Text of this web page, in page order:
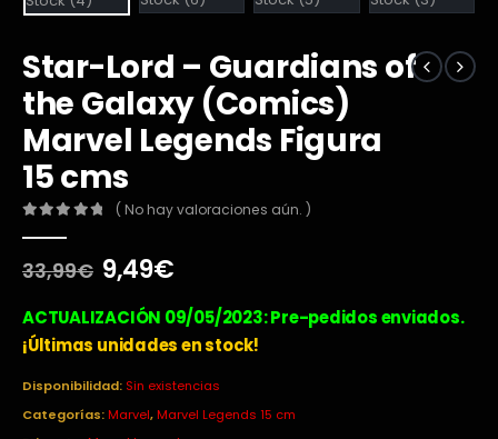
Star-Lord – Guardians of
the Galaxy (Comics)
Marvel Legends Figura
15 cms
( No hay valoraciones aún. )
33,99€ El
precio
original
era:
9,49€El
actual
es:
ACTUALIZACIÓN 09/05/2023: Pre-pedidos enviados.
¡Últimas unidades en stock!
Disponibilidad: Sin existencias
Categorías:Marvel,Marvel Legends 15 cm